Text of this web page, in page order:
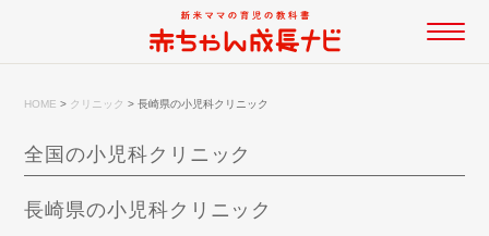
HOME > クリニック >長崎県の小児科クリニック
全国の小児科クリニック
長崎県の小児科クリニック